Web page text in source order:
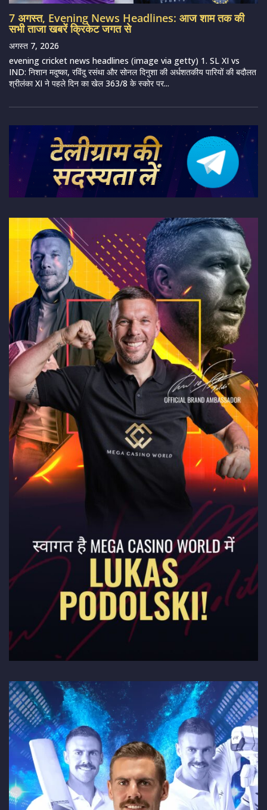
7 अगस्त, Evening News Headlines: आज शाम तक की
सभी ताजा खबरें क्रिकेट जगत से
अगस्त 7, 2026
evening cricket news headlines (image via getty) 1. SL XI vs
IND: निशान मदुष्का, रविंदु रसंथा और सोनल दिनुशा की अर्धशतकीय पारियों की बदौलत
श्रीलंका XI ने पहले दिन का खेल 363/8 के स्कोर पर...